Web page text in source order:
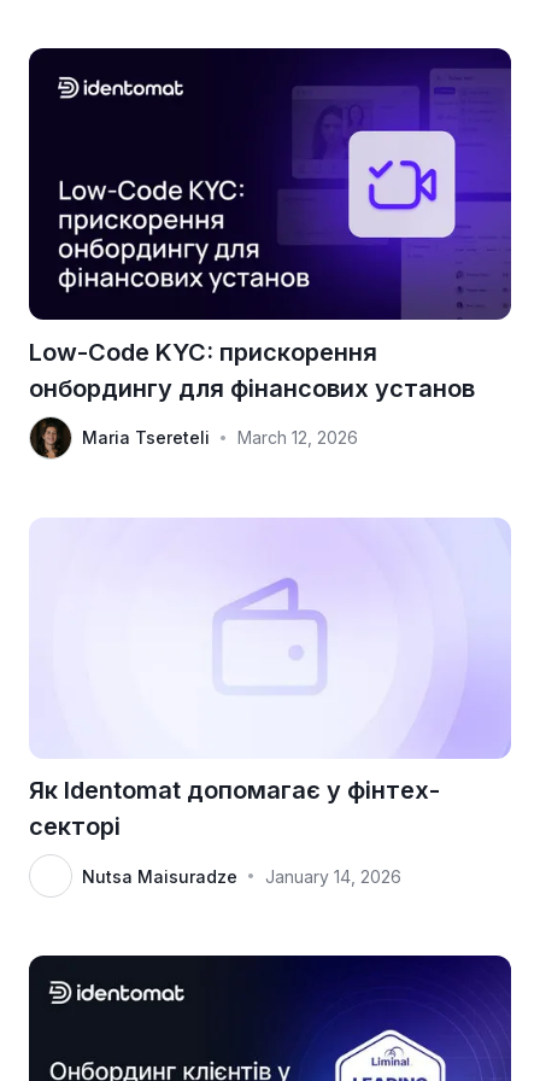
Low-Code KYC: прискорення
онбордингу для фінансових установ
Maria Tsereteli • March 12, 2026
Як Identomat допомагає у фінтех-
секторі
Nutsa Maisuradze • January 14, 2026